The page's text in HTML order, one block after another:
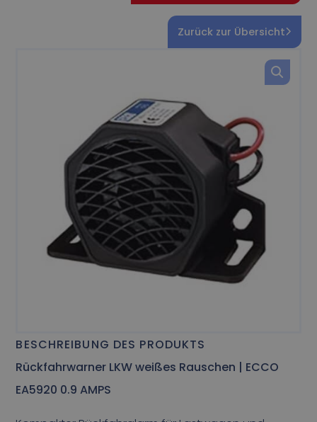
Zurück zur Übersicht
BESCHREIBUNG DES PRODUKTS
Rückfahrwarner LKW weißes Rauschen | ECCO
EA5920 0.9 AMPS